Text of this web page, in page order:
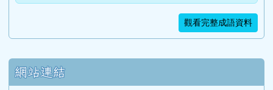
觀看完整成語資料
網站連結